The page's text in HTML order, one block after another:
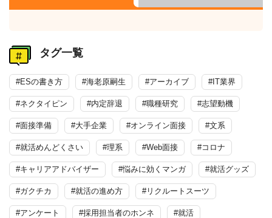
タグ一覧
#ESの書き方 #海老原嗣生 #アーカイブ #IT業界
#ネクタイピン #内定辞退 #職種研究 #志望動機
#面接準備 #大手企業 #オンライン面接 #文系
#就活めんどくさい #理系 #Web面接 #コロナ
#キャリアアドバイザー #悩みに効くマンガ #就活グッズ
#ガクチカ #就活の進め方 #リクルートスーツ
#アンケート #採用担当者のホンネ #就活